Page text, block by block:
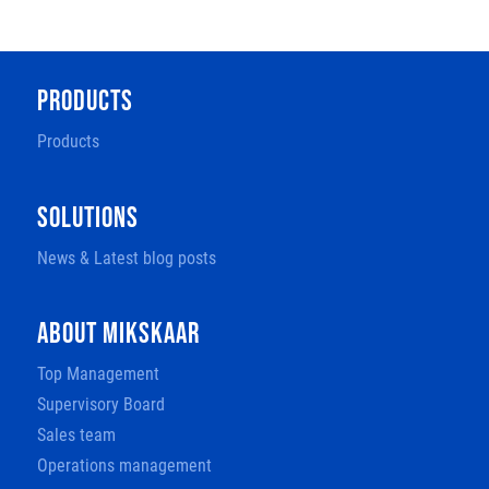
PRODUCTS
Products
SOLUTIONS
News & Latest blog posts
ABOUT MIKSKAAR
Top Management
Supervisory Board
Sales team
Operations management